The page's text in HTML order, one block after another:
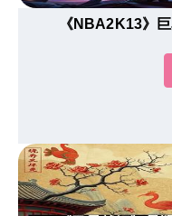
《NBA2K13》